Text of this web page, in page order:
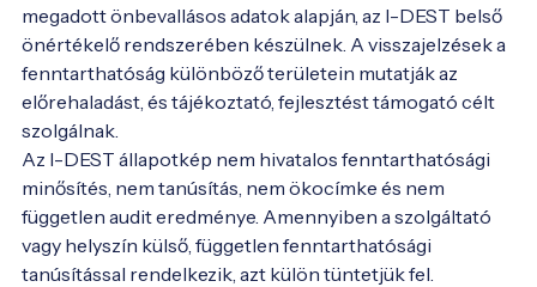
megadott önbevallásos adatok alapján, az I-DEST belső
önértékelő rendszerében készülnek. A visszajelzések a
fenntarthatóság különböző területein mutatják az
előrehaladást, és tájékoztató, fejlesztést támogató célt
szolgálnak.
Az I-DEST állapotkép nem hivatalos fenntarthatósági
minősítés, nem tanúsítás, nem ökocímke és nem
független audit eredménye. Amennyiben a szolgáltató
vagy helyszín külső, független fenntarthatósági
tanúsítással rendelkezik, azt külön tüntetjük fel.